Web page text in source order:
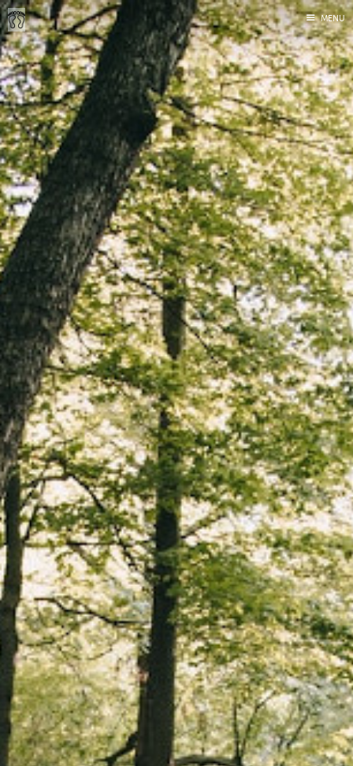
Inicio
Correr
Fediverso
Libros
Foto
Acerca de
MENU